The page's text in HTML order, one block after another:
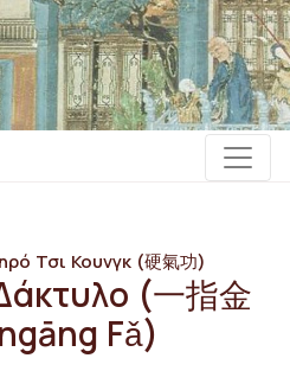
Τσι Κουνγκ (硬氣功)
(一指金
Fǎ)